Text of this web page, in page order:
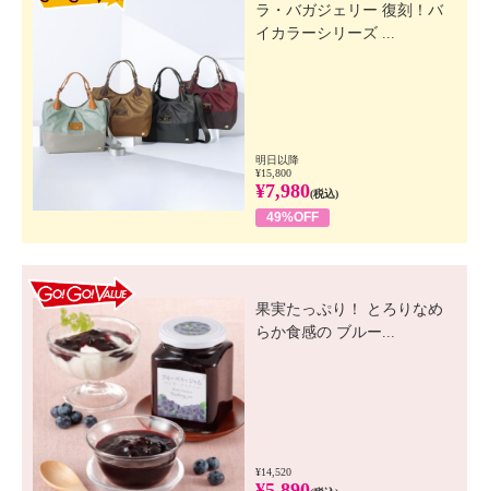
ラ・バガジェリー 復刻！バ
イカラーシリーズ ...
明日以降
¥15,800
¥7,980(税込)
49%OFF
果実たっぷり！ とろりなめ
らか食感の ブルー...
¥14,520